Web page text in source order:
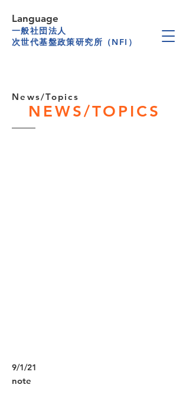
一般社団法人
次世代基盤政策研究所（NFI）
Language
News/Topics
NEWS/TOPICS
9/1/21
note